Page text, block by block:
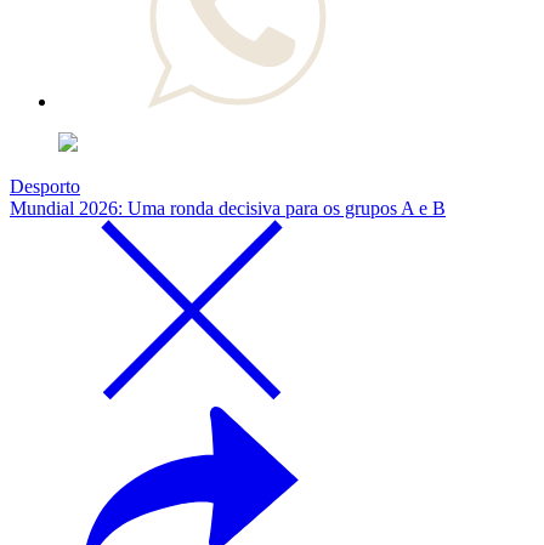
Desporto
Mundial 2026: Uma ronda decisiva para os grupos A e B